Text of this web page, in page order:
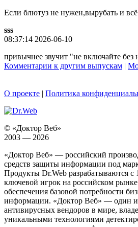
Если блютуз не нужен,вырубать и
sss
08:37:14 2026-06-10
привычнее звучит "не включайте без
Комментарии к другим выпускам |
О проекте | Политика
© «Доктор Веб»
2003 — 2026
«Доктор Веб» — российский
средств защиты информации под
Продукты Dr.Web разрабатываются
ключевой игрок на российском
обеспечения базовой потребности
информации. «Доктор Веб» — один
антивирусных вендоров в мире,
уникальными технологиями